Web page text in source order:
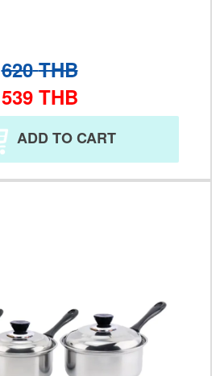
620 THB
539 THB
ADD TO CART